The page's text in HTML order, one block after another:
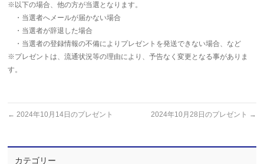
※以下の場合、他の方が当選となります。
・当選者へメールが届かない場合
・当選者が辞退した場合
・当選者の登録情報の不備によりプレゼントを発送できない場合、など
※プレゼントは、流通状況等の理由により、予告なく変更となる事がありま
す。
← 2024年10月14日のプレゼント 2024年10月28日のプレゼント →
カテゴリー